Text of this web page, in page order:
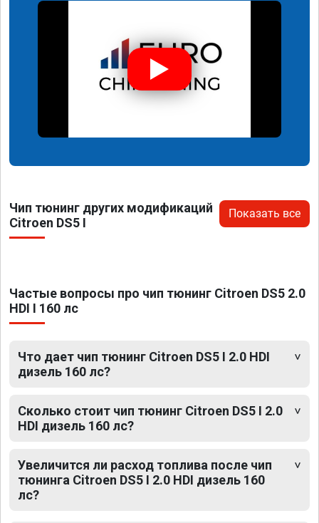
Чип тюнинг других модификаций
Citroen DS5 I
Показать все
Частые вопросы про чип тюнинг Citroen DS5 2.0
HDI I 160 лс
Что дает чип тюнинг Citroen DS5 I 2.0 HDI
дизель 160 лс?
Сколько стоит чип тюнинг Citroen DS5 I 2.0
HDI дизель 160 лс?
Увеличится ли расход топлива после чип
тюнинга Citroen DS5 I 2.0 HDI дизель 160
лс?